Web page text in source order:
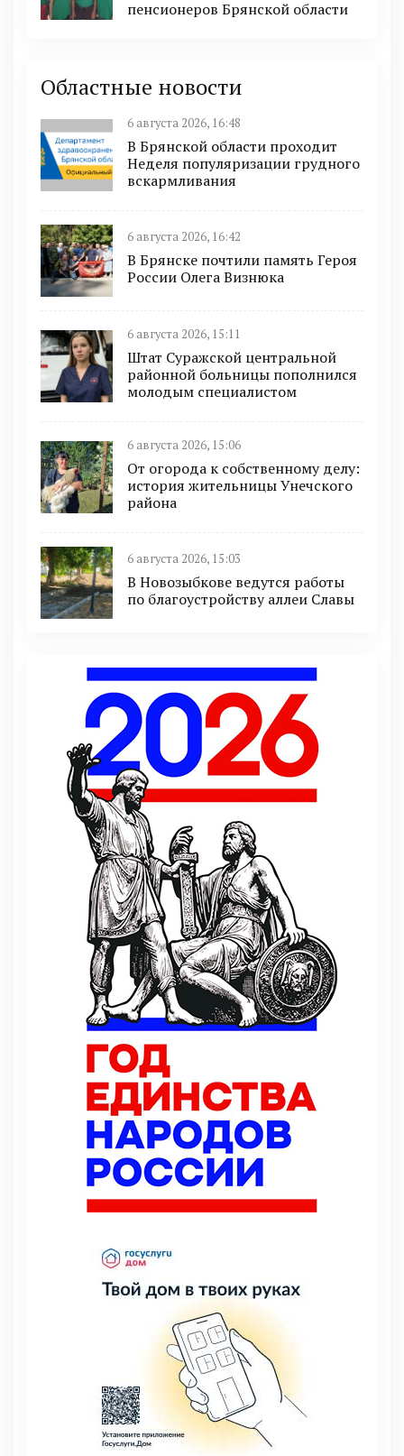
пенсионеров Брянской области
Областные новости
6 августа 2026, 16:48
В Брянской области проходит
Неделя популяризации грудного
вскармливания
6 августа 2026, 16:42
В Брянске почтили память Героя
России Олега Визнюка
6 августа 2026, 15:11
Штат Суражской центральной
районной больницы пополнился
молодым специалистом
6 августа 2026, 15:06
От огорода к собственному делу:
история жительницы Унечского
района
6 августа 2026, 15:03
В Новозыбкове ведутся работы
по благоустройству аллеи Славы